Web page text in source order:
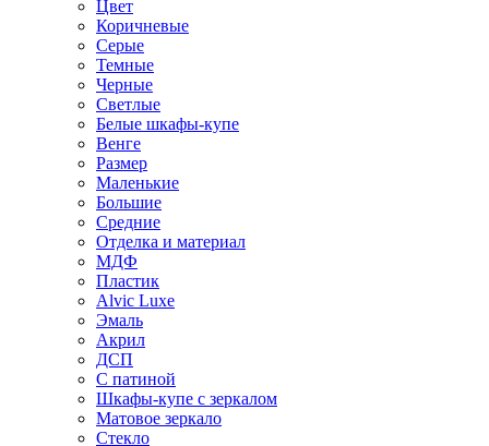
Цвет
Коричневые
Серые
Темные
Черные
Светлые
Белые шкафы-купе
Венге
Размер
Маленькие
Большие
Средние
Отделка и материал
МДФ
Пластик
Alvic Luxe
Эмаль
Акрил
ДСП
С патиной
Шкафы-купе с зеркалом
Матовое зеркало
Стекло